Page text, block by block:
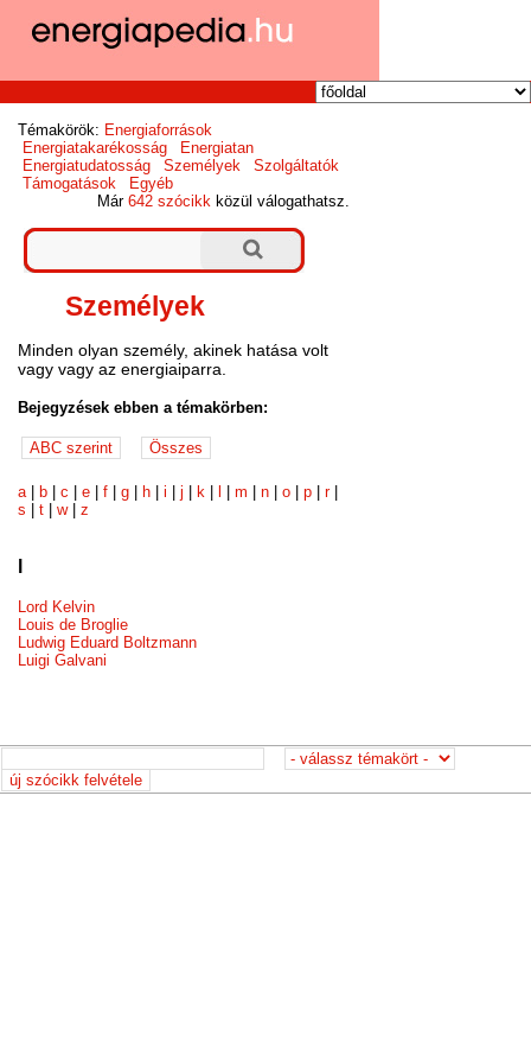
Témakörök: Energiaforrások
Energiatakarékosság
Energiatan
Energiatudatosság
Személyek
Szolgáltatók
Támogatások
Egyéb
Már642 szócikk közül válogathatsz.
Személyek
Minden olyan személy, akinek hatása volt
vagy vagy az energiaiparra.
Bejegyzések ebben a témakörben:
a| b |c |e |f |g h |i |j k |m |n |o |p |r|
s |t |w|z
Lord Kelvin
Louis de Broglie
Ludwig Eduard Boltzmann
Luigi Galvani